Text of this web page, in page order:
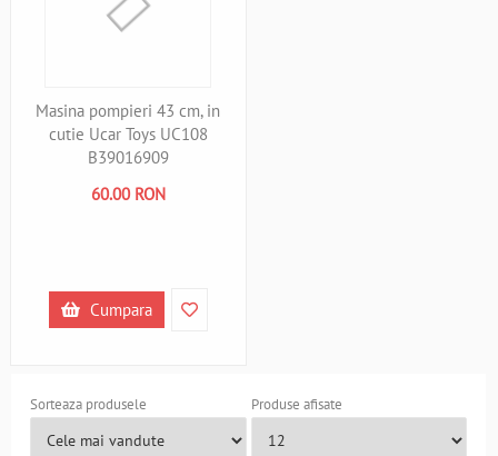
Masina pompieri 43 cm, in
cutie Ucar Toys UC108
B39016909
60.00 RON
Cumpara
Sorteaza produsele Produse afisate